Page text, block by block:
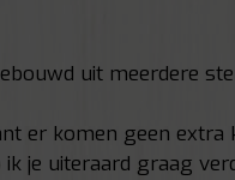
uit meerdere
er komen geen
je uiteraard graag